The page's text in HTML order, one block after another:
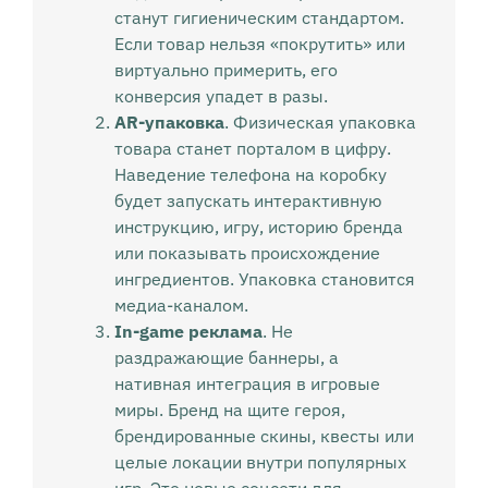
станут гигиеническим стандартом.
Если товар нельзя «покрутить» или
виртуально примерить, его
конверсия упадет в разы.
AR-упаковка. Физическая упаковка
товара станет порталом в цифру.
Наведение телефона на коробку
будет запускать интерактивную
инструкцию, игру, историю бренда
или показывать происхождение
ингредиентов. Упаковка становится
медиа-каналом.
In-game реклама. Не
раздражающие баннеры, а
нативная интеграция в игровые
миры. Бренд на щите героя,
брендированные скины, квесты или
целые локации внутри популярных